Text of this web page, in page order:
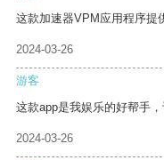
这款加速器VPM应用程序提
2024-03-26
游客
这款app是我娱乐的好帮手
2024-03-26